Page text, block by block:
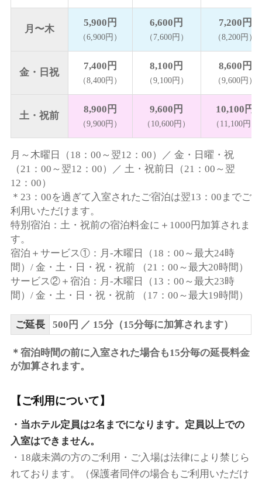
月〜木
5,900円
（6,900円）
6,600円
（7,600円）
7,200円
（8,200円）
金・日祝
7,400円
（8,400円）
8,100円
（9,100円）
8,600円
（9,600円）
土・祝前
8,900円
（9,900円）
9,600円
（10,600円）
10,100円
（11,100円）
月～木曜日 （18：00～翌12：00）／ 金・日曜・祝
（21：00～翌12：00）／ 土・祝前日
（21：00～翌
12：00）
＊23：00を過ぎて入室されたご宿泊は翌13：00までご
利用いただけます。
特別宿泊 ：土・祝前の宿泊料金に＋1000円加算されま
す。
宿泊＋サービス①：月-木曜日（18：00～最大24時
間）/ 金・土・日・祝・祝前 （21：00～最大20時間）
サービス②＋宿泊 ：月-木曜日（13：00～最大23時
間）/ 金・土・日・祝・祝前 （17：00～最大19時間）
ご延長 500円 ／ 15分（15分毎に加算されます）
＊宿泊時間の前に入室された場合も15分毎の延長料金
が加算されます。
【ご利用について】
・当ホテル定員は2名までになります。定員以上での
入室はできません。
・18歳未満の方のご利用・ご入場は法律により禁じら
れております。（保護者同伴の場合もご利用いただけ